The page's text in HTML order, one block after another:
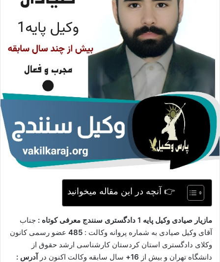
ل
👉 آنچه در این مقاله میخوانید
مازیار صیادی وکیل پایه 1 دادگستری سنندج معرفی کوتاه :
جناب
آقای وکیل صیادی به شماره پروانه وکالت : 485 عضو رسمی کانون
وکلای دادگستری استان کردستان کارشناسی ارشد حقوق از
دانشگاه تهران و بیش از 16+ سال سابقه وکالت اکنون درآدرس :